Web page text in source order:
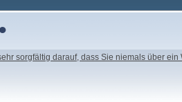
sorgfältig darauf, dass Sie niemals über